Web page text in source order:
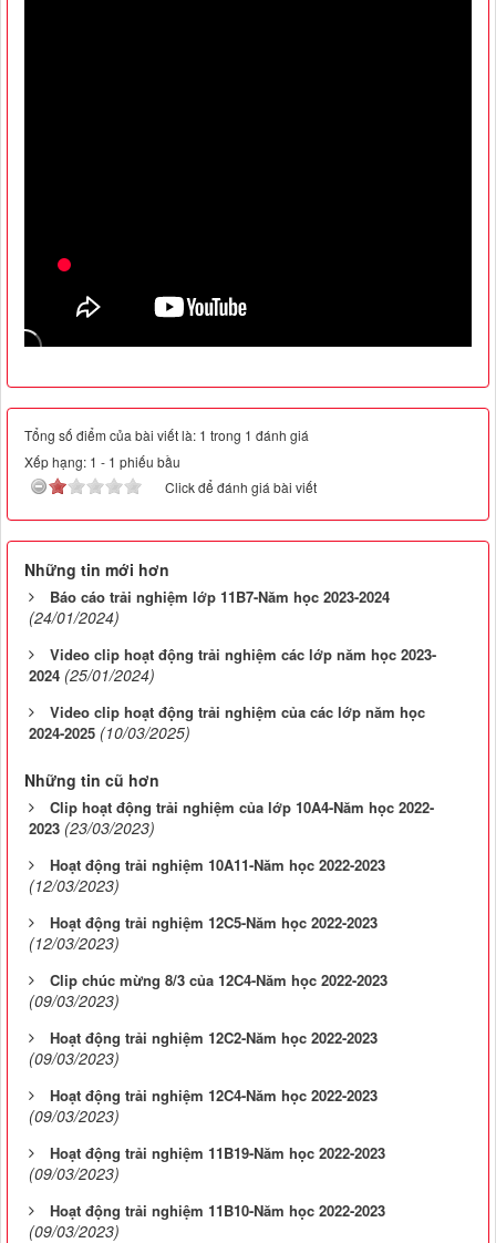
Tổng số điểm của bài viết là: 1 trong 1 đánh giá
Xếp hạng: 1 - 1 phiếu bầu
Click để đánh giá bài viết
Những tin mới hơn
Báo cáo trải nghiệm lớp 11B7-Năm học 2023-2024
(24/01/2024)
Video clip hoạt động trải nghiệm các lớp năm học 2023-
2024 (25/01/2024)
Video clip hoạt động trải nghiệm của các lớp năm học
2024-2025 (10/03/2025)
Những tin cũ hơn
Clip hoạt động trải nghiệm của lớp 10A4-Năm học 2022-
2023 (23/03/2023)
Hoạt động trải nghiệm 10A11-Năm học 2022-2023
(12/03/2023)
Hoạt động trải nghiệm 12C5-Năm học 2022-2023
(12/03/2023)
Clip chúc mừng 8/3 của 12C4-Năm học 2022-2023
(09/03/2023)
Hoạt động trải nghiệm 12C2-Năm học 2022-2023
(09/03/2023)
Hoạt động trải nghiệm 12C4-Năm học 2022-2023
(09/03/2023)
Hoạt động trải nghiệm 11B19-Năm học 2022-2023
(09/03/2023)
Hoạt động trải nghiệm 11B10-Năm học 2022-2023
(09/03/2023)